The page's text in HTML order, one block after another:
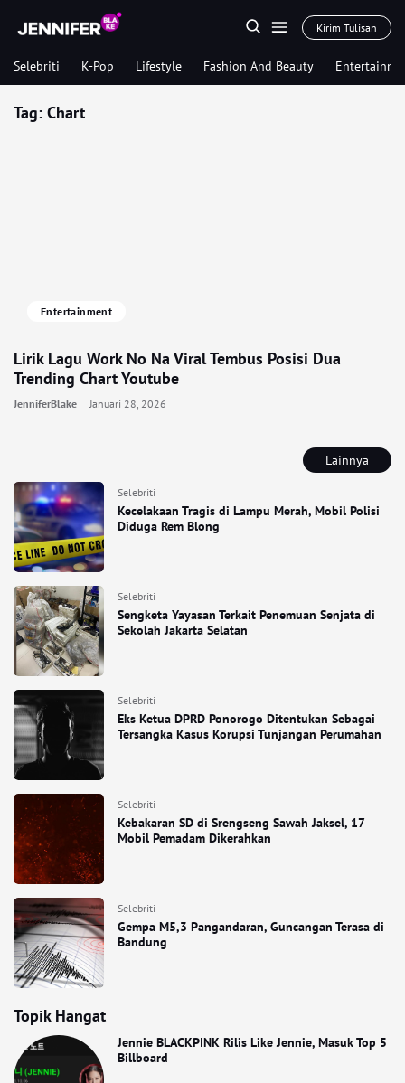
Kirim Tulisan
Selebriti K-Pop Lifestyle Fashion And Beauty
Lainnya
Selebriti
Kecelakaan Tragis di Lampu Merah, Mobil Polisi
Diduga Rem Blong
Selebriti
Sengketa Yayasan Terkait Penemuan Senjata di
Sekolah Jakarta Selatan
Selebriti
Eks Ketua DPRD Ponorogo Ditentukan Sebagai
Tersangka Kasus Korupsi Tunjangan Perumahan
Selebriti
Kebakaran SD di Srengseng Sawah Jaksel, 17
Mobil Pemadam Dikerahkan
Selebriti
Gempa M5,3 Pangandaran, Guncangan Terasa di
Bandung
Topik Hangat
Jennie BLACKPINK Rilis Like Jennie, Masuk Top 5
Billboard
Tag: Chart
Entertainment
Lirik Lagu Work No Na Viral Tembus Posisi Dua
Trending Chart Youtube
JenniferBlake Januari 28, 2026